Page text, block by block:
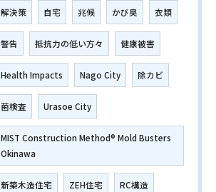
解決策 自宅 兆候 かび臭 衣類
警告 抵抗力の低い方々 健康被害
Health Impacts Nago City 除カビ
菌検査 Urasoe City
MIST Construction Method® Mold Busters
Okinawa
新築木造住宅 ZEH住宅 RC構造